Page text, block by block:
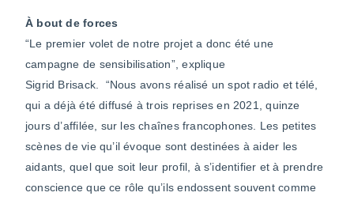
À bout de forces
“Le premier volet de notre projet a donc été une
campagne de sensibilisation”, explique
Sigrid Brisack. “Nous avons réalisé un spot radio et télé,
qui a déjà été diffusé à trois reprises en 2021, quinze
jours d’affilée, sur les chaînes francophones. Les petites
scènes de vie qu’il évoque sont destinées à aider les
aidants, quel que soit leur profil, à s’identifier et à prendre
conscience que ce rôle qu’ils endossent souvent comme